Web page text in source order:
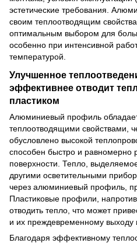
эстетические требования.
своим теплоотводящим
оптимальным выбором для
особенно при интенсивной
температурой.
Улучшенное
эффективнее отводит
пластиком
Алюминиевый профиль
теплоотводящими свойствами,
обусловлено высокой
способен быстро и равномерно
поверхности. Тепло,
другими осветительными
через алюминиевый профиль,
Пластиковые профили,
отводить тепло, что может
и их преждевременному выходу
Благодаря эффективному